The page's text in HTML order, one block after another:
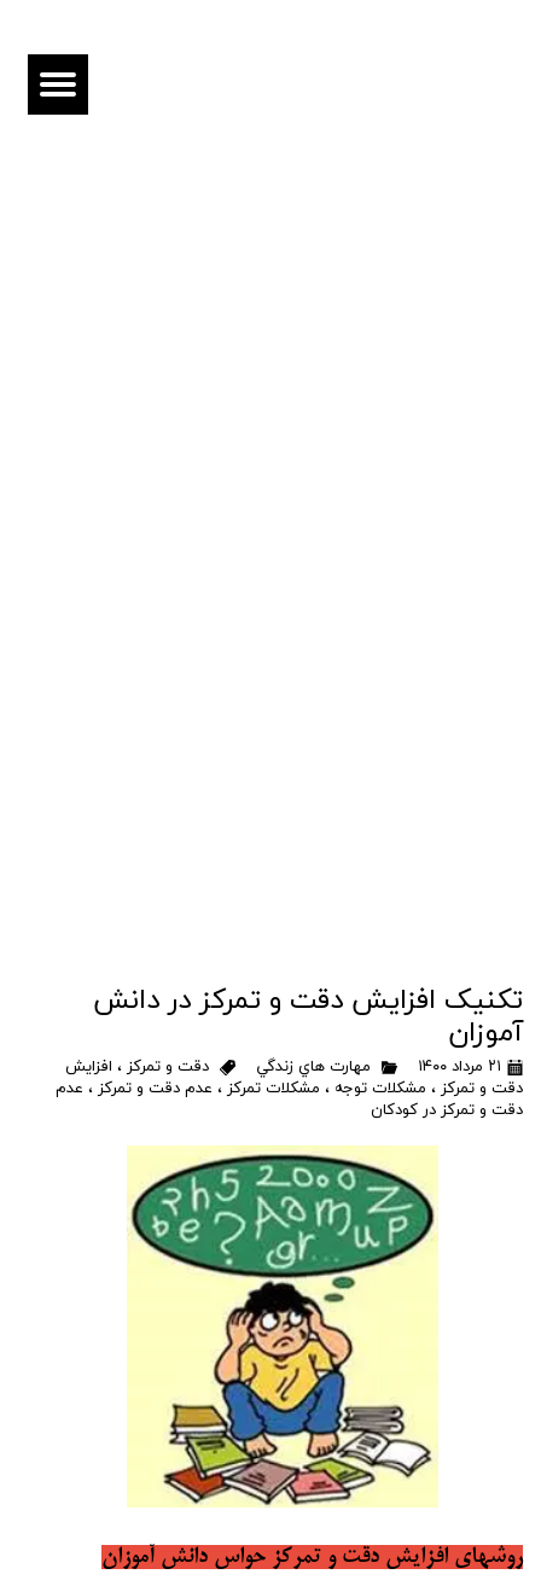
تکنیک افزایش دقت و تمرکز در دانش
آموزان
۲۱ مرداد ۱۴۰۰ مهارت هاي زندگي دقت و تمرکز ، افزایش
دقت و تمرکز ، مشکلات توجه ، مشکلات تمرکز ، عدم دقت و تمرکز ، عدم
دقت و تمرکز در کودکان
روشهای افزایش دقت و تمرکز حواس دانش آموزان